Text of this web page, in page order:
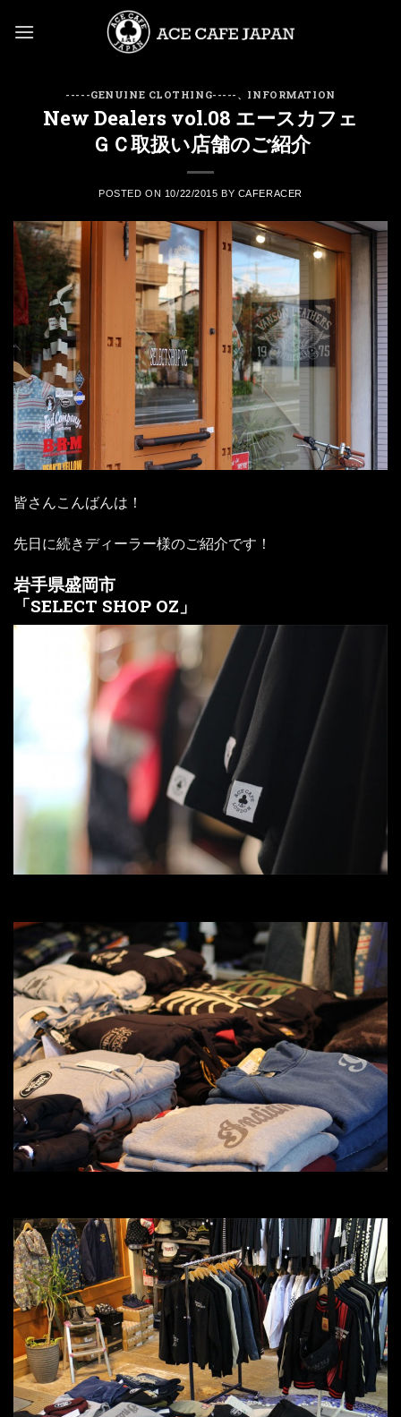
-----GENUINE CLOTHING----- 、 INFORMATION
New Dealers vol.08 エースカフェ
ＧＣ取扱い店舗のご紹介
POSTED ON 10/22/2015 BY CAFERACER
皆さんこんばんは！
先日に続きディーラー様のご紹介です！
岩手県盛岡市
「SELECT SHOP OZ」